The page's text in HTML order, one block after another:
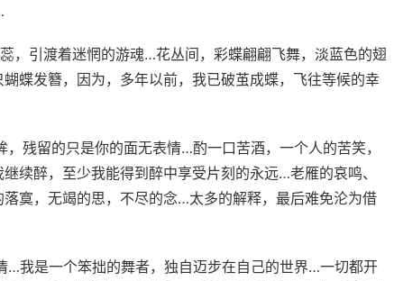
，引渡着迷惘的游魂…花丛间，彩蝶翩翩飞舞，淡蓝色的翅
蝶发簪，因为，多年以前，我已破茧成蝶，飞往等候的幸
残留的只是你的面无表情…酌一口苦酒，一个人的苦笑，
续醉，至少我能得到醉中享受片刻的永远…老雁的哀鸣、
寞，无竭的思，不尽的念…太多的解释，最后难免沦为借
…我是一个笨拙的舞者，独自迈步在自己的世界…一切都开